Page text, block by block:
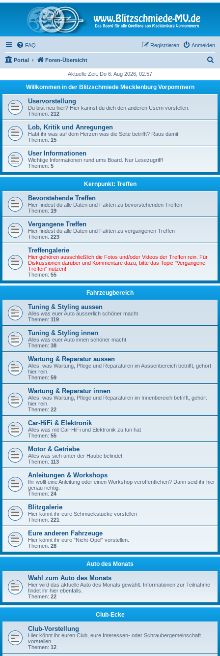
FAQ Anmelden
Registrieren
Portal Foren-Übersicht
h
Aktuelle Zeit: Do 6. Aug 2026, 02:57
Willkommen in der Blitzschmiede Mecklenburg Vorpommern
Uservorstellung
Du bist neu hier? Hier kannst du dich den anderen Usern vorstellen.
Themen: 212
Lob, Kritik und Anregungen
Habt ihr was auf dem Herzen was die Seite betrifft? Raus damit!
Themen: 15
User Informationen
Wichtige Informationen rund ums Board. Nur Lesezugriff!
Themen: 5
Kernpunkt: Treffen
Bevorstehende Treffen
Hier findest du alle Daten und Fakten zu bevorstehenden Treffen
Themen: 19
Vergangene Treffen
Hier findest du alle Daten und Fakten zu vergangenen Treffen
Themen: 223
Treffengalerie
Hier gehören ausschließlich die Fotos und/oder Videos der Treffen rein. Für
Diskussionen darüber und Kommentare dazu, bitte das Topic "Vergangene
Treffen" nutzen!
Themen: 55
Fahrzeugbereich
Tuning & Styling aussen
Alles was euer Auto äusserlich schöner macht
Themen: 119
Tuning & Styling innen
Alles was euer Auto innen schöner macht
Themen: 38
Wartung & Reparatur aussen
Alles, was Wartung, Pflege und Reparaturen im Aussenbereich betrifft, gehört
hier rein.
Themen: 59
Wartung & Reparatur innen
Alles, was Wartung, Pflege und Reparaturen im Innenbereich betrifft, gehört
hier rein.
Themen: 22
Car-HiFi & Elektronik
Alles was mit Car-HiFi und Elektronik zu tun hat
Themen: 55
Motor & Getriebe
Alles was sich unter der Haube befindet
Themen: 113
Anleitungen & Workshops
Ihr wollt eine Anleitung oder einen Workshop veröffentlichen? Dann seid ihr hier
genau richtig.
Themen: 24
Blitzgalerie
Hier könnt ihr eure Schmuckstücke vorstellen
Themen: 221
Eure anderen Fahrzeuge
Hier könnt ihr eure "Nicht-Opel" vorstellen.
Themen: 28
Auto des Monats
Wahl zum Auto des Monats
Hier wird das aktuelle Auto des Monats gewählt. Informationen zur Teilnahme
findet ihr hier ebenfalls.
Themen: 22
Club-Ecke
Club-Vorstellung
Hier könnt ihr euren Club, eure Interessen- oder Schraubergemeinschaft
vorstellen
Themen: 12